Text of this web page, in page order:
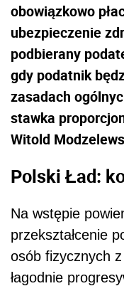
obowiązkowo
ubezpieczenie
podbierany
gdy podatnik
zasadach
stawka
Witold
Polski Ład:
Na wstępie
przekształcenie
osób fizycznych
łagodnie